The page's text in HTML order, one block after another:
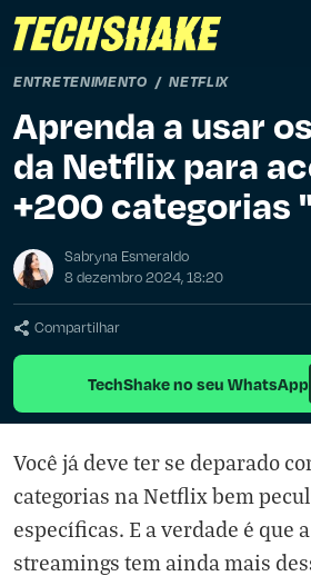
ENTRETENIMENTO NETFLIX
Aprenda a usar
da Netflix para
+200 categorias
Sabryna Esmeraldo
8 dezembro 2024, 18:20
Compartilhar
TechShake no seu WhatsApp
Você já deve ter se deparado
categorias na Netflix bem
específicas. E a verdade é que
streamings tem ainda mais